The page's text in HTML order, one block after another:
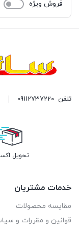
فروش ویژه
تلفن 09112737220
تحویل
خدمات مشتریان
مقایسه محصولات
قوانین و مقررات و